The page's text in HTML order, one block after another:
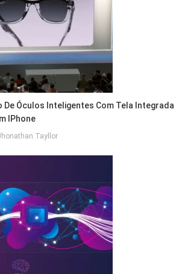
De Óculos Inteligentes Com Tela Integrada
IPhone
Tayllor